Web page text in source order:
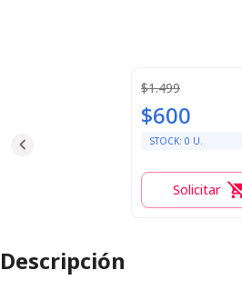
$1.499
$600
STOCK: 0 U.
Solicitar
Descripción